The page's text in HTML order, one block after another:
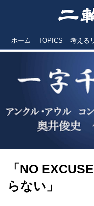
ホーム TOPICS 考える
「NO
らない」